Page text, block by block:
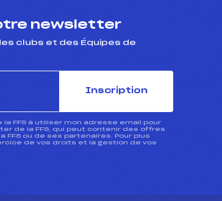
newsletter
clubs et des Équipes de
Inscription
la FFS à utiliser mon adresse email pour
de la FFS, qui peut contenir des offres
ou de ses partenaires. Pour plus
de vos droits et la gestion de vos